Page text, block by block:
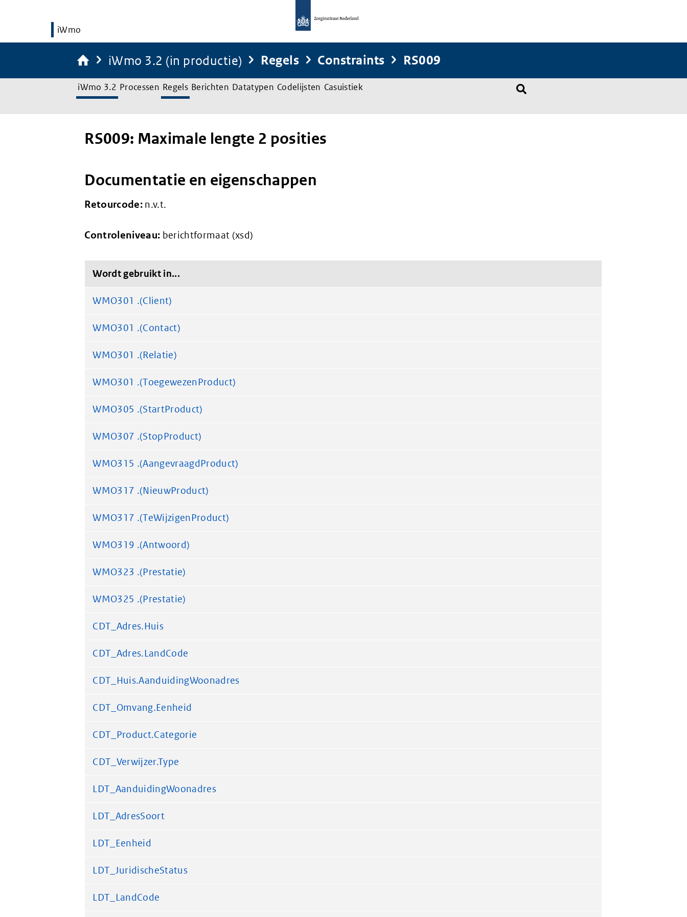
iWmo
iWmo 3.2 (in productie) Regels Constraints RS009
iWmo 3.2 Processen Regels Berichten Datatypen Codelijsten Casuistiek
RS009: Maximale lengte 2 posities
Documentatie en eigenschappen
Retourcode: n.v.t.
Controleniveau: berichtformaat (xsd)
Wordt gebruikt in...
WMO301 .(Client)
WMO301 .(Contact)
WMO301 .(Relatie)
WMO301 .(ToegewezenProduct)
WMO305 .(StartProduct)
WMO307 .(StopProduct)
WMO315 .(AangevraagdProduct)
WMO317 .(NieuwProduct)
WMO317 .(TeWijzigenProduct)
WMO319 .(Antwoord)
WMO323 .(Prestatie)
WMO325 .(Prestatie)
CDT_Adres.Huis
CDT_Adres.LandCode
CDT_Huis.AanduidingWoonadres
CDT_Omvang.Eenheid
CDT_Product.Categorie
CDT_Verwijzer.Type
LDT_AanduidingWoonadres
LDT_AdresSoort
LDT_Eenheid
LDT_JuridischeStatus
LDT_LandCode